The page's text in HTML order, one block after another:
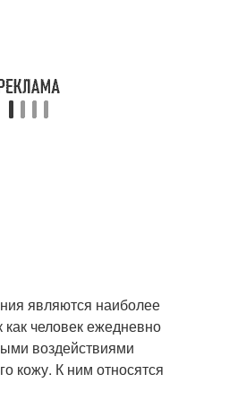
являются наиболее
человек ежедневно
воздействиями
кожу. К ним относятся